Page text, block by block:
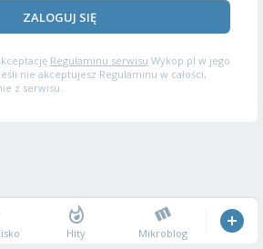
ZALOGUJ SIĘ
Regulaminu serwisu Wykop.pl w jego
nie akceptujesz Regulaminu w całości,
z serwisu.
Hity Mikroblog